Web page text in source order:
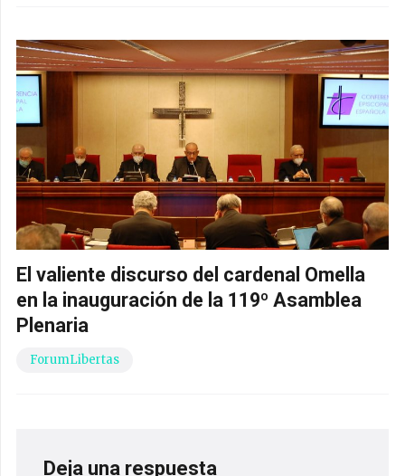
El valiente discurso del cardenal Omella
en la inauguración de la 119º Asamblea
Plenaria
ForumLibertas
Deja una respuesta